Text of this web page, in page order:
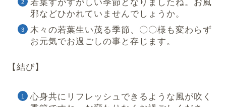
若葉すがすがしい季節となりましたね。お風
邪などひかれていませんでしょうか。
木々の若葉生い茂る季節、〇〇様も変わらず
お元気でお過ごしの事と存じます。
【結び】
心身共にリフレッシュできるような風が吹く